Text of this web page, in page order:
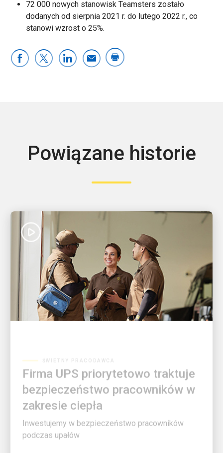
72 000 nowych stanowisk Teamsters zostało
dodanych od sierpnia 2021 r. do lutego 2022 r., co
stanowi wzrost o 25%.
Powiązane historie
Firma UPS priorytetowo traktuje
bezpieczeństwo pracowników w
zakresie ciepła
Inwestujemy w bezpieczeństwo pracowników
podczas upałów